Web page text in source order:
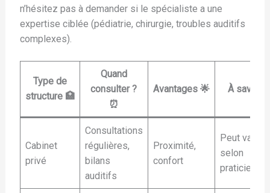
n’hésitez pas à demander si le spécialiste a une
expertise ciblée (pédiatrie, chirurgie, troubles auditifs
complexes).
Type de
structure 🏥
Quand
consulter ?
⏰
Avantages 🌟 À savoir ℹ️
Cabinet
privé
Consultations
régulières,
bilans
auditifs
Proximité,
confort
Peut varier
selon
praticien